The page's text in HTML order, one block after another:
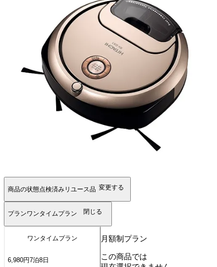
商品の状態点検済みリユース品 変更する
プランワンタイムプラン 閉じる
ワンタイムプラン
6,980円7泊8日
月額制プラン
この商品では